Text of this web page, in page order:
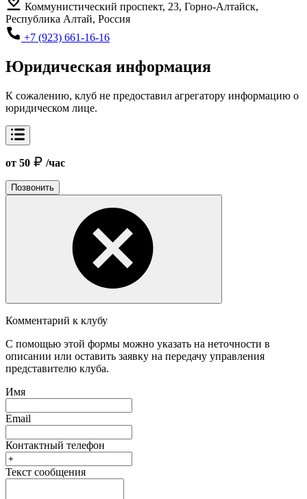
Коммунистический проспект, 23, Горно-Алтайск,
Республика Алтай, Россия
+7 (923) 661-16-16
Юридическая информация
К сожалению, клуб не предоставил агрегатору информацию о
юридическом лице.
от 50 /час
Позвонить
Комментарий к клубу
С помощью этой формы можно указать на неточности в
описании или оставить заявку на передачу управления
представителю клуба.
Имя
Email
Контактный телефон
Текст сообщения